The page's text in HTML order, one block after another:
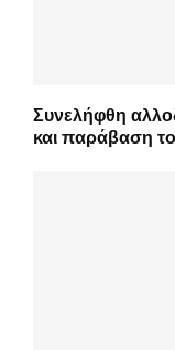
Συνελήφθη
και παράβαση